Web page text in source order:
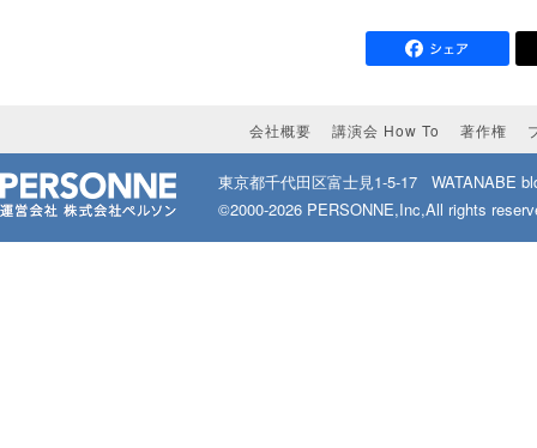
会社概要 講演会 How To 著作権
東京都千代田区富士見1-5-17
WATANABE
©2000-2026 PERSONNE,Inc,All rights